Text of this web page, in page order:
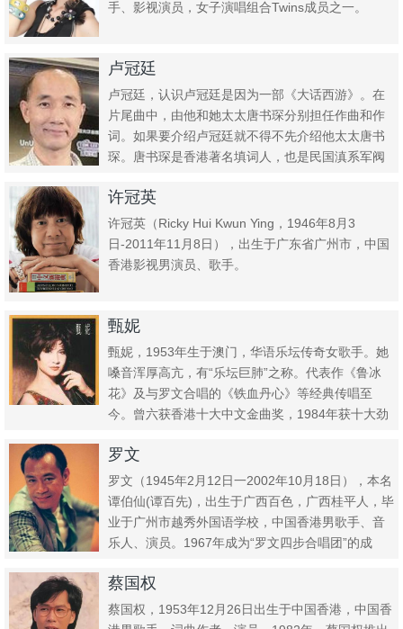
手、影视演员，女子演唱组合Twins成员之一。
卢冠廷
卢冠廷，认识卢冠廷是因为一部《大话西游》。在
片尾曲中，由他和她太太唐书琛分别担任作曲和作
词。如果要介绍卢冠廷就不得不先介绍他太太唐书
琛。唐书琛是香港著名填词人，也是民国滇系军阀
许冠英
许冠英（Ricky Hui Kwun Ying，1946年8月3
日-2011年11月8日），出生于广东省广州市，中国
香港影视男演员、歌手。
甄妮
甄妮，1953年生于澳门，华语乐坛传奇女歌手。她
嗓音浑厚高亢，有“乐坛巨肺”之称。代表作《鲁冰
花》及与罗文合唱的《铁血丹心》等经典传唱至
今。曾六获香港十大中文金曲奖，1984年获十大劲
罗文
罗文（1945年2月12日一2002年10月18日），本名
谭伯仙(谭百先)，出生于广西百色，广西桂平人，毕
业于广州市越秀外国语学校，中国香港男歌手、音
乐人、演员。1967年成为“罗文四步合唱团”的成
蔡国权
蔡国权，1953年12月26日出生于中国香港，中国香